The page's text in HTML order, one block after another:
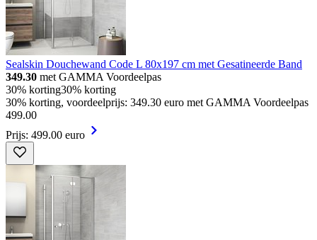
Sealskin Douchewand Code L 80x197 cm met Gesatineerde Band
349.30 met GAMMA Voordeelpas
30% korting30% korting
30% korting, voordeelprijs: 349.30 euro met GAMMA Voordeelpas
499.00
Prijs: 499.00 euro